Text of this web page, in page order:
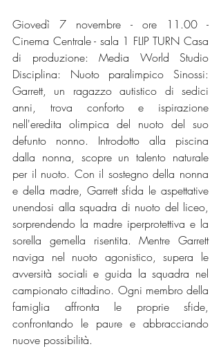
Giovedì 7 novembre - ore 11.00 -
Cinema Centrale - sala 1 FLIP TURN Casa
di produzione: Media World Studio
Disciplina: Nuoto paralimpico Sinossi:
Garrett, un ragazzo autistico di sedici
anni, trova conforto e ispirazione
nell'eredita olimpica del nuoto del suo
defunto nonno. Introdotto alla piscina
dalla nonna, scopre un talento naturale
per il nuoto. Con il sostegno della nonna
e della madre, Garrett sfida le aspettative
unendosi alla squadra di nuoto del liceo,
sorprendendo la madre iperprotettiva e la
sorella gemella risentita. Mentre Garrett
naviga nel nuoto agonistico, supera le
avversità sociali e guida la squadra nel
campionato cittadino. Ogni membro della
famiglia affronta le proprie sfide,
confrontando le paure e abbracciando
nuove possibilità.